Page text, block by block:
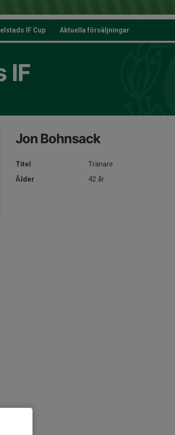
IF Cup Aktuella försäljningar
IF
Jon Bohnsack
Titel
Tränare
Ålder
42 år